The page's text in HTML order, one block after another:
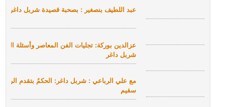
مع عباس ثائر : عن الشاعر ومطرقته
عصام خليفة : عن شربل داغر
مع أيمن باي : القصيدة تتحول إلى مغامرة